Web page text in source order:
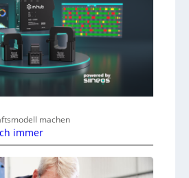
machen
immer